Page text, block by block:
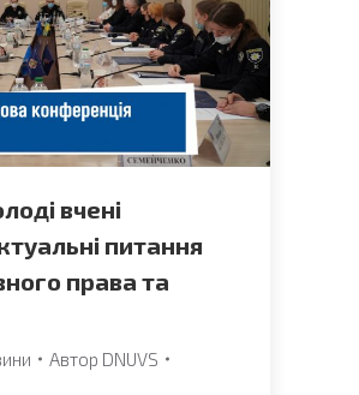
вчені
питання
права та
Автор DNUVS